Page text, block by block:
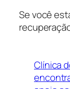
Se você
Clínica